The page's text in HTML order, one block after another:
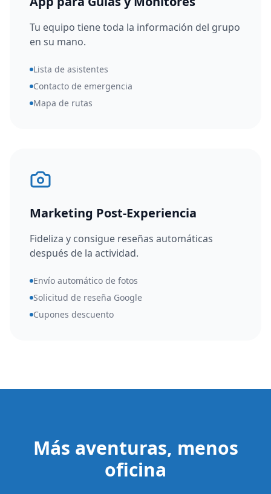
Tu equipo tiene toda la información del grupo
en su mano.
Lista de asistentes
Contacto de emergencia
Mapa de rutas
Marketing Post-Experiencia
Fideliza y consigue reseñas automáticas
después de la actividad.
Envío automático de fotos
Solicitud de reseña Google
Cupones descuento
Más aventuras, menos
oficina